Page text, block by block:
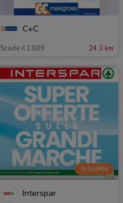
C+C
Scade il 13/09 24.3 km
-5 GIORNI
Interspar